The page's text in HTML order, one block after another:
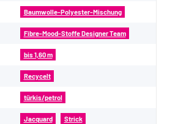
Baumwolle-Polyester-Mischung
Fibre-Mood-Stoffe Designer Team
bis 1,60 m
Recycelt
türkis/petrol
Jacquard Strick